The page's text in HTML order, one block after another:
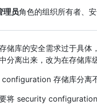
理员角色的组织所有者、
储库的安全需求过于具
分离出来，改为在存储库
存储库分离
将 security